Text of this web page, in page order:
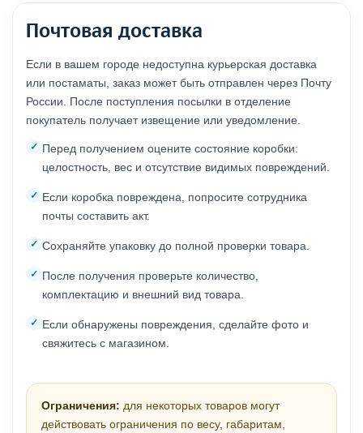
Почтовая доставка
Если в вашем городе недоступна курьерская доставка
или постаматы, заказ может быть отправлен через Почту
России. После поступления посылки в отделение
покупатель получает извещение или уведомление.
Перед получением оцените состояние коробки:
целостность, вес и отсутствие видимых повреждений.
Если коробка повреждена, попросите сотрудника
почты составить акт.
Сохраняйте упаковку до полной проверки товара.
После получения проверьте количество,
комплектацию и внешний вид товара.
Если обнаружены повреждения, сделайте фото и
свяжитесь с магазином.
Ограничения: для некоторых товаров могут
действовать ограничения по весу, габаритам,